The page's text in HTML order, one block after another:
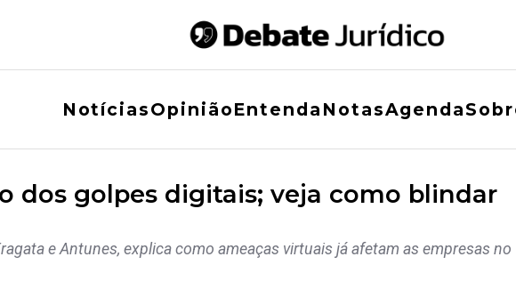
NotíciasOpiniãoEntenda NotasAgenda
dos golpes digitais; veja como blindar
e Antunes, explica como ameaças virtuais já afetam as empresas no